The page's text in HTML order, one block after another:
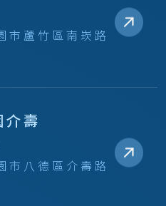
市蘆竹區南崁路
壽
市八德區介壽路